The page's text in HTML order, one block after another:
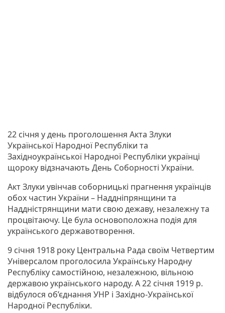
22 січня у день проголошення Акта Злуки
Української Народної Республіки та
Західноукраїнської Народної Республіки українці
щороку відзначають День Соборності України.
Акт Злуки увінчав соборницькі прагнення українців
обох частин України – Наддніпрянщини та
Наддністрянщини мати свою дежаву, незалежну та
процвітаючу. Це була основоположна подія для
українського державотворення.
9 січня 1918 року Центральна Рада своїм Четвертим
Універсалом проголосила Українську Народну
Республіку самостійною, незалежною, вільною
державою українського народу. А 22 січня 1919 р.
відбулося об’єднання УНР і Західно-Української
Народної Республіки.